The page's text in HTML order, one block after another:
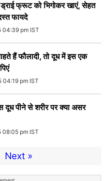
फ्रूट को भिगोकर खाएं, सेहत
फायदे
pm IST
हैं फौलादी, तो दूध में इस एक
pm IST
दूध पीने से शरीर पर क्या असर
pm IST
Next »